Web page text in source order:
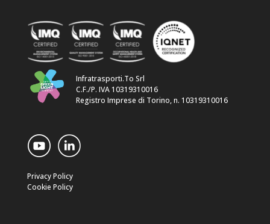
Infratrasporti.To Srl
C.F./P. IVA 10319310016
Registro Imprese di Torino, n. 10319310016
Privacy Policy
Cookie Policy